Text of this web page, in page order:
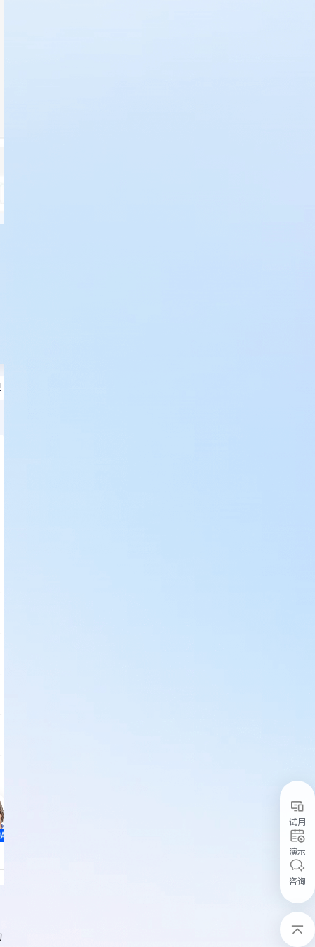
试用
演示
咨询